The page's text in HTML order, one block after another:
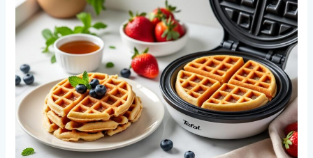
halloumi
:
origine,
et
utilisations